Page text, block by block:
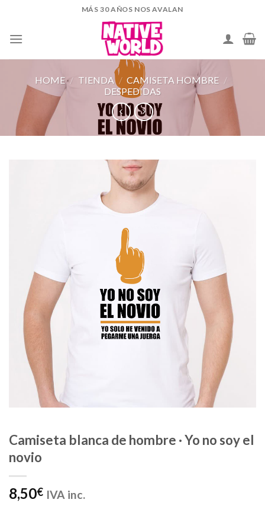
content
MÁS 30 AÑOS NOS AVALAN
HOME / TIENDA / CAMISETA HOMBRE /
DESPEDIDAS
Camiseta blanca de hombre · Yo no soy el
novio
8,50€ IVA inc.